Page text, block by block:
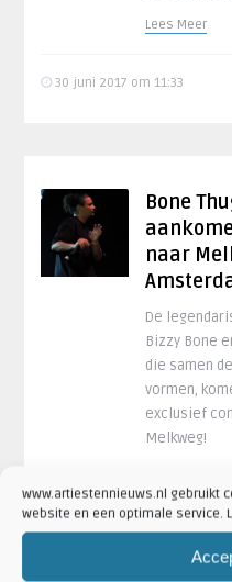
www.artiestennieuws.nl gebruikt
website en een optimale service.
Lees Meer
30 juni 2017 om 11:33
Bone
naar
De
Bizzy Bone
die samen
vormen,
exclusief
Melkweg!
29 juni 2017 om 15:13